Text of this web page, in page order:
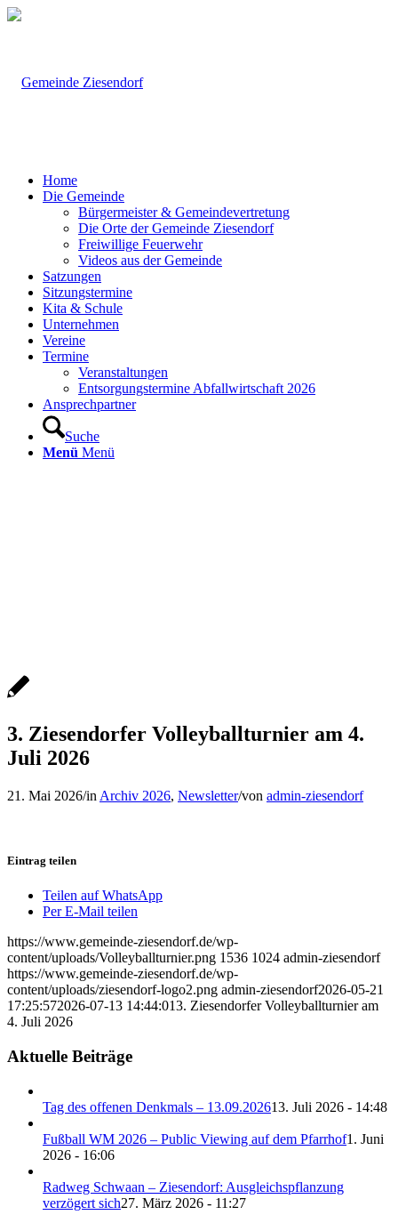
Home
Die Gemeinde
Bürgermeister & Gemeindevertretung
Die Orte der Gemeinde Ziesendorf
Freiwillige Feuerwehr
Videos aus der Gemeinde
Satzungen
Sitzungstermine
Kita & Schule
Unternehmen
Vereine
Termine
Veranstaltungen
Entsorgungstermine Abfallwirtschaft 2026
Ansprechpartner
Suche
Menü Menü
3. Ziesendorfer Volleyballturnier am 4.
Juli 2026
21. Mai 2026/in Archiv 2026, Newsletter/von admin-ziesendorf
Eintrag teilen
Teilen auf WhatsApp
Per E-Mail teilen
https://www.gemeinde-ziesendorf.de/wp-
content/uploads/Volleyballturnier.png 1536 1024 admin-ziesendorf
https://www.gemeinde-ziesendorf.de/wp-
content/uploads/ziesendorf-logo2.png admin-ziesendorf2026-05-21
17:25:572026-07-13 14:44:013. Ziesendorfer Volleyballturnier am
4. Juli 2026
Aktuelle Beiträge
Tag des offenen Denkmals – 13.09.202613. Juli 2026 - 14:48
Fußball WM 2026 – Public Viewing auf dem Pfarrhof1. Juni
2026 - 16:06
Radweg Schwaan – Ziesendorf: Ausgleichspflanzung
verzögert sich27. März 2026 - 11:27